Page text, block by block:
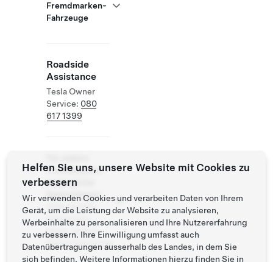
Fremdmarken-
Fahrzeuge
Roadside
Assistance
Tesla Owner
Service: 080
617 1399
Fremdmarken
zugängliche
Supercharger
Unterstützte
Fahrzeuge:
Tesla, andere
Elektrofahrzeuge
Helfen Sie uns, unsere Website mit Cookies zu
verbessern
Wir verwenden Cookies und verarbeiten Daten von Ihrem
Gerät, um die Leistung der Website zu analysieren,
Werbeinhalte zu personalisieren und Ihre Nutzererfahrung
zu verbessern. Ihre Einwilligung umfasst auch
Datenübertragungen ausserhalb des Landes, in dem Sie
sich befinden. Weitere Informationen hierzu finden Sie in